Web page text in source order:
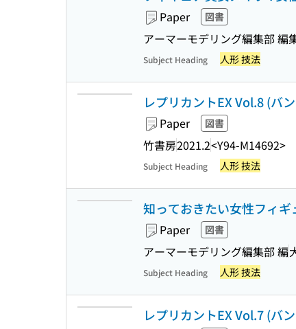
Paper 図書
アーマーモデリング編集部 編
Subject Heading 人形 技法
レプリカントEX Vol.8 (バ
Paper 図書
竹書房2021.2<Y94-M14692>
Subject Heading 人形 技法
知っておきたい女性フィ
Paper 図書
アーマーモデリング編集部 編
Subject Heading 人形 技法
レプリカントEX Vol.7 (バ